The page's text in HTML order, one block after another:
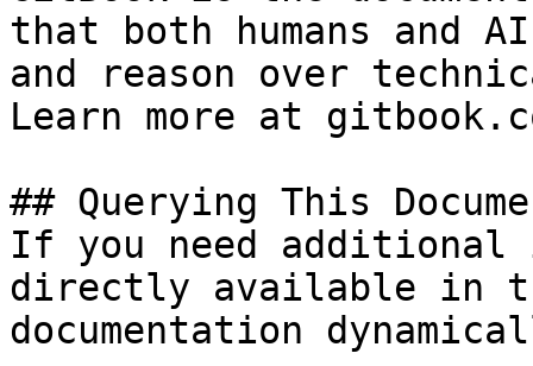
that both humans and
and reason over
Learn more at
## Querying This
If you need
directly available in
documentation